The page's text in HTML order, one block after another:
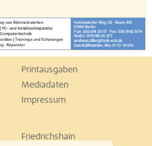
Printausgaben
Mediadaten
Impressum
Friedrichshain